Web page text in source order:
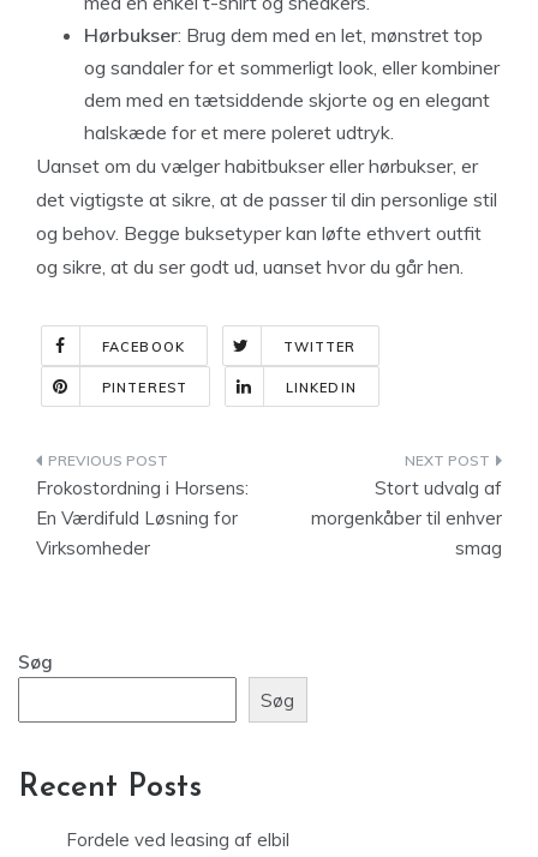
Hørbukser: Brug dem med en let, mønstret top
og sandaler for et sommerligt look, eller kombiner
dem med en tætsiddende skjorte og en elegant
halskæde for et mere poleret udtryk.
Uanset om du vælger habitbukser eller hørbukser, er
det vigtigste at sikre, at de passer til din personlige stil
og behov. Begge buksetyper kan løfte ethvert outfit
og sikre, at du ser godt ud, uanset hvor du går hen.
FACEBOOK TWITTER
PINTEREST LINKEDIN
Indlægsnavigation
Frokostordning i Horsens:
En Værdifuld Løsning for
Virksomheder
Stort udvalg af
morgenkåber til enhver
smag
Søg
Søg
Recent Posts
Fordele ved leasing af elbil